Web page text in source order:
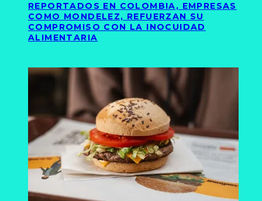
REPORTADOS EN COLOMBIA, EMPRESAS
COMO MONDELEZ, REFUERZAN SU
COMPROMISO CON LA INOCUIDAD
ALIMENTARIA